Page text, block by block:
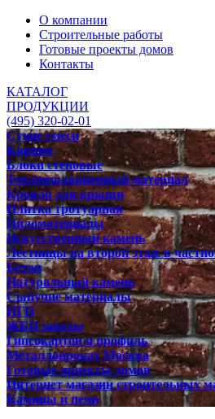
О компании
Строительные работы
Готовые проекты домов
Контакты
КАТАЛОГ
ПРОДУКЦИИ
(495) 320-02-01
Сухие смеси
Кирпич
Блоки стеновые
Теплоизоляционный материал
Кровля для крыши
Плитка тротуарная
Пиломатериалы
Искусственный камень
Лестницы на второй этаж в
Бетон
Натуральный камень
Сыпучие материалы
ПГП
ЖБИ заводы
Гипсокартон и профиль
Металлопрокат Москва
Готовые проекты домов
Интернет магазин строительных
Камины и печи